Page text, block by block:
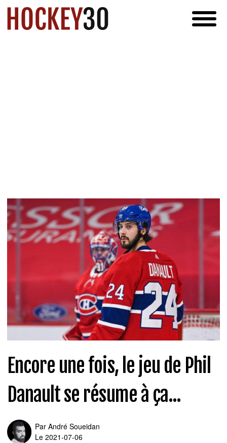
Encore une fois, le jeu de Phil
Danault se résume à ça...
Par André Soueidan
Le 2021-07-06